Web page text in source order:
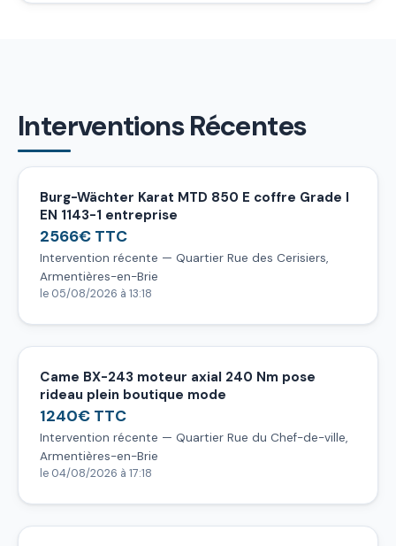
Interventions Récentes
Burg-Wächter Karat MTD 850 E coffre Grade I
EN 1143-1 entreprise
2566€ TTC
Intervention récente — Quartier Rue des Cerisiers,
Armentières-en-Brie
le 05/08/2026 à 13:18
Came BX-243 moteur axial 240 Nm pose
rideau plein boutique mode
1240€ TTC
Intervention récente — Quartier Rue du Chef-de-ville,
Armentières-en-Brie
le 04/08/2026 à 17:18